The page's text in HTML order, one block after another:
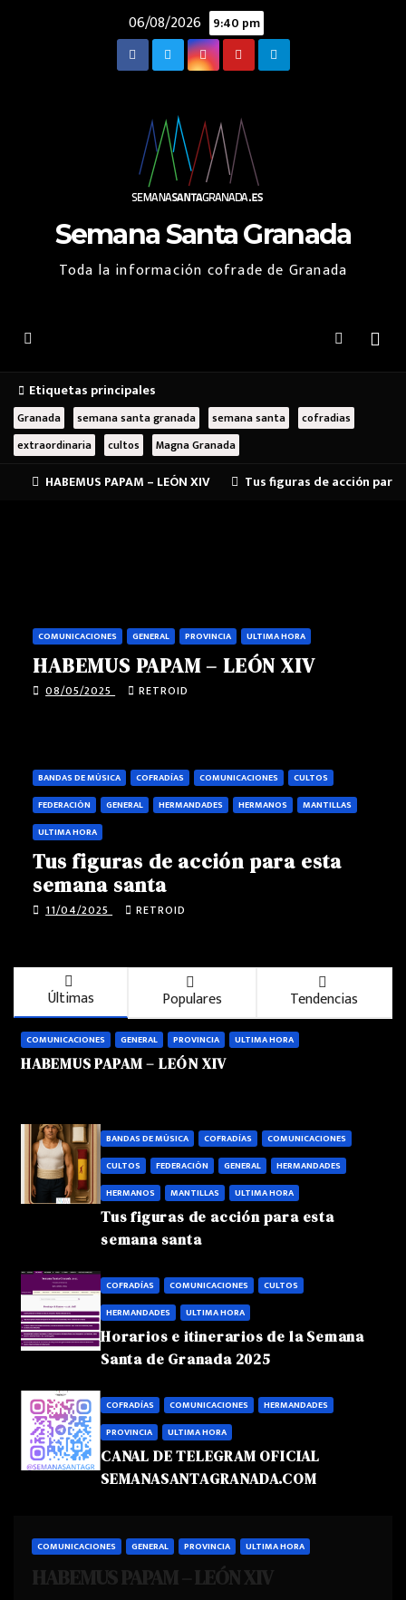
06/08/2026 9:40 pm
Semana Santa Granada
Toda la información cofrade de Granada
Etiquetas principales
Granada semana santa granada semana santa
cofradias
extraordinaria
cultos Magna Granada
HABEMUS PAPAM – LEÓN XIV Tus figuras de acción
COMUNICACIONES GENERAL PROVINCIA ULTIMA HORA
HABEMUS PAPAM – LEÓN XIV
08/05/2025 RETROID
BANDAS DE MÚSICA COFRADÍAS COMUNICACIONES
CULTOS
FEDERACIÓN
GENERAL HERMANDADES HERMANOS
MANTILLAS
ULTIMA HORA
Tus figuras de acción para esta
semana santa
11/04/2025 RETROID
Últimas Populares Tendencias
COMUNICACIONES GENERAL PROVINCIA ULTIMA HORA
HABEMUS PAPAM – LEÓN XIV
BANDAS DE MÚSICA COFRADÍAS
COMUNICACIONES
CULTOS
FEDERACIÓN GENERAL
HERMANDADES
HERMANOS
MANTILLAS ULTIMA HORA
Tus figuras de acción para esta
semana santa
COFRADÍAS COMUNICACIONES
CULTOS
HERMANDADES
ULTIMA HORA
Horarios e itinerarios de la Semana
Santa de Granada 2025
COFRADÍAS COMUNICACIONES
HERMANDADES
PROVINCIA
ULTIMA HORA
CANAL DE TELEGRAM OFICIAL
SEMANASANTAGRANADA.COM
COMUNICACIONES GENERAL PROVINCIA ULTIMA HORA
HABEMUS PAPAM – LEÓN XIV